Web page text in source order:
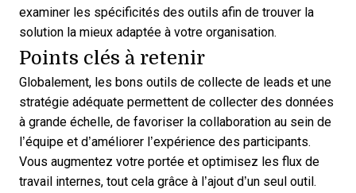
examiner les spécificités des outils afin de trouver la
solution la mieux adaptée à votre organisation.
Points clés à retenir
Globalement, les bons outils de collecte de leads et une
stratégie adéquate permettent de collecter des données
à grande échelle, de favoriser la collaboration au sein de
l’équipe et d’améliorer l’expérience des participants.
Vous augmentez votre portée et optimisez les flux de
travail internes, tout cela grâce à l’ajout d’un seul outil.